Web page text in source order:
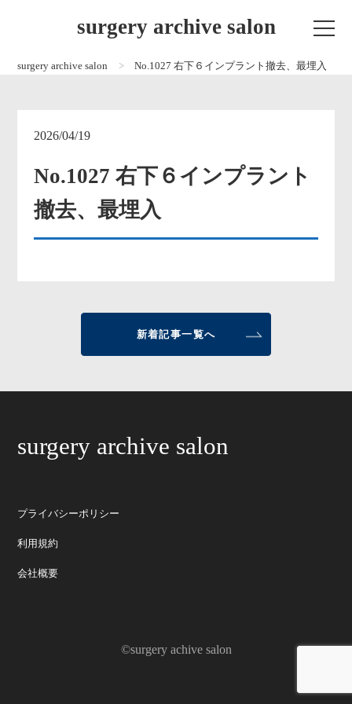
surgery archive salon
surgery archive salon No.1027 右下６インプラント撤去、最埋入
2026/04/19
No.1027 右下６インプラント
撤去、最埋入
新着記事一覧へ
surgery archive salon
プライバシーポリシー
利用規約
会社概要
©surgery achive salon